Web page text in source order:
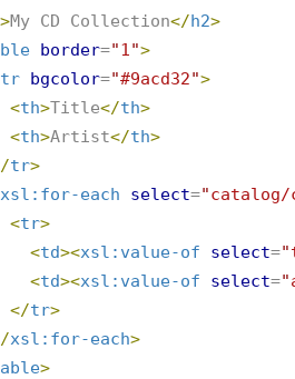
>My CD Collection</h2>
border="1">
tr bgcolor="#9acd32">
<th>Title</th>
<th>Artist</th>
tr>
xsl:for-each select="catalog/
<tr>
<td><xsl:value-of select="
<td><xsl:value-of select="
</tr>
xsl:for-each>
>